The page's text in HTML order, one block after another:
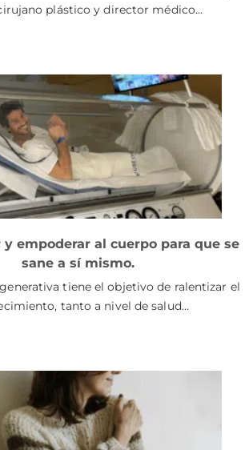
plástico y director médico…
y empoderar al cuerpo para que se
sane a sí mismo.
tiene el objetivo de ralentizar el
tanto a nivel de salud…